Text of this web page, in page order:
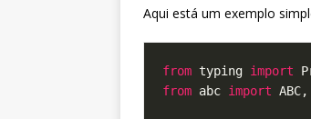
Aqui está um exemplo
from typing import
from abc import